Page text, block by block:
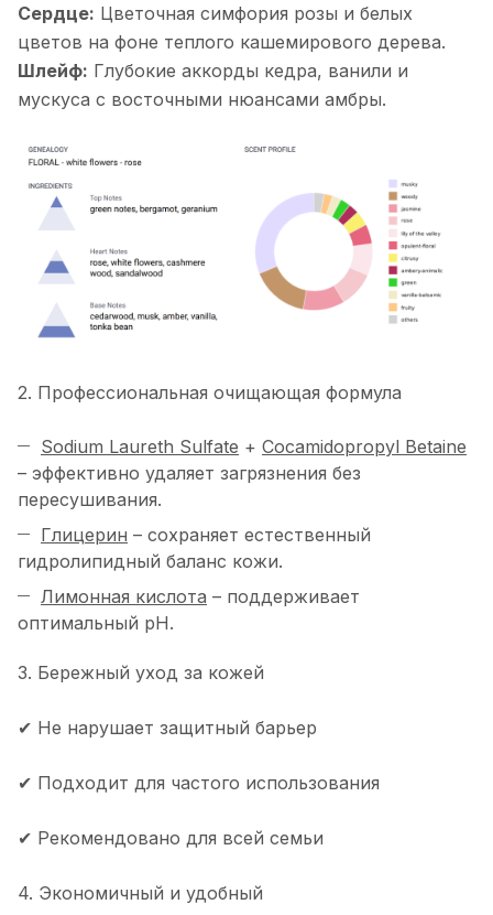
Сердце: Цветочная симфория розы и белых
цветов на фоне теплого кашемирового дерева.
Шлейф: Глубокие аккорды кедра, ванили и
мускуса с восточными нюансами амбры.
2. Профессиональная очищающая формула
Sodium Laureth Sulfate + Cocamidopropyl Betaine
– эффективно удаляет загрязнения без
пересушивания.
Глицерин – сохраняет естественный
гидролипидный баланс кожи.
Лимонная кислота – поддерживает
оптимальный pH.
3. Бережный уход за кожей
✔ Не нарушает защитный барьер
✔ Подходит для частого использования
✔ Рекомендовано для всей семьи
4. Экономичный и удобный